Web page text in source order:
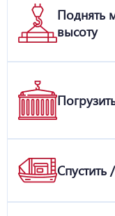
Поднять
высоту
Спустить